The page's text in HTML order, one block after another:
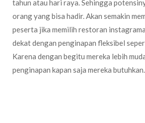
tahun atau hari raya. Sehingga
orang yang bisa hadir. Akan semakin
peserta jika memilih restoran
dekat dengan penginapan fleksibel
Karena dengan begitu mereka lebih
penginapan kapan saja mereka butuhkan.